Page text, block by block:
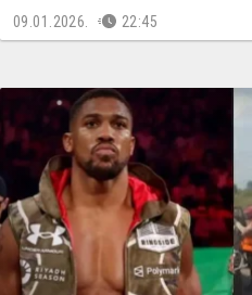
09.01.2026. 22:45